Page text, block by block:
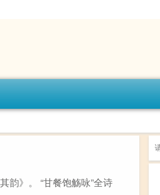
韵》。 “甘餐饱觞咏”全诗